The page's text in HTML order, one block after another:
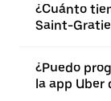
¿Cuánto
Saint-
¿Puedo
la app Uber